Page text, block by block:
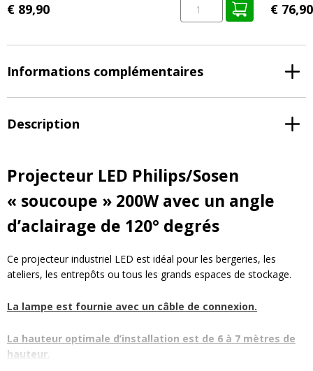
€ 89,90 € 76,90
Informations complémentaires
Description
Projecteur LED Philips/Sosen
« soucoupe » 200W avec un angle
d’aclairage de 120° degrés
Ce projecteur industriel LED est idéal pour les bergeries, les
ateliers, les entrepôts ou tous les grands espaces de stockage.
La lampe est fournie avec un câble de connexion.
La hauteur optimale d’installation est de 6 à 7 mètres de
hauteur